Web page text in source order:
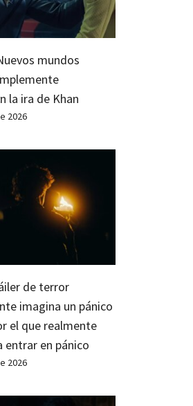
mundos
la ira de Khan
2026
de terror
imagina un pánico
el que realmente
entrar en pánico
2026